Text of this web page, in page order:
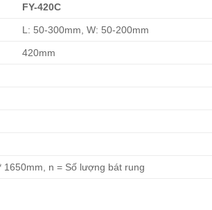
FY-420C
L: 50-300mm, W: 50-200mm
420mm
1650mm, n = Số lượng bát rung